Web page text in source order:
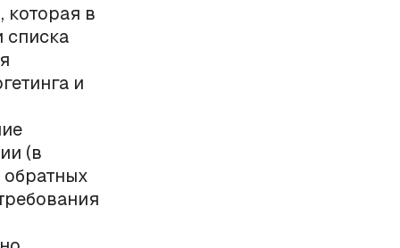
которая в
списка
и
(в
обратных